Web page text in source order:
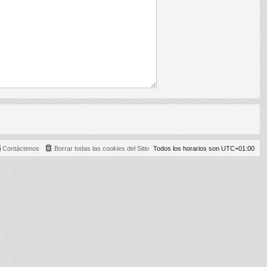
Todos los horarios son UTC+01:00
Borrar todas las cookies del Sitio
Contáctenos